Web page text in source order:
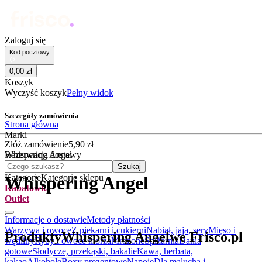
Zaloguj się
Kod pocztowy
0,00 zł
Koszyk
Wyczyść koszykPełny widok
Szczegóły zamówienia
Złóż zamówienie5,90 zł
Rezerwacja dostawy
Czego szukasz?
Szukaj
KategorieKategorie sklepu
Rabatówka
Outlet
Informacje o dostawieMetody płatności
Warzywa i owoceZ piekarni i cukierniNabiał, jaja, seryMięso i
wędlinyRyby i owoce morzaMrożoneSpiżarniaDania
gotoweSłodycze, przekąski, bakalieKawa, herbata,
Strona główna
Marki
Whispering Angel
Whispering Angel
.
ProduktyWhispering Angelwe Frisco.pl